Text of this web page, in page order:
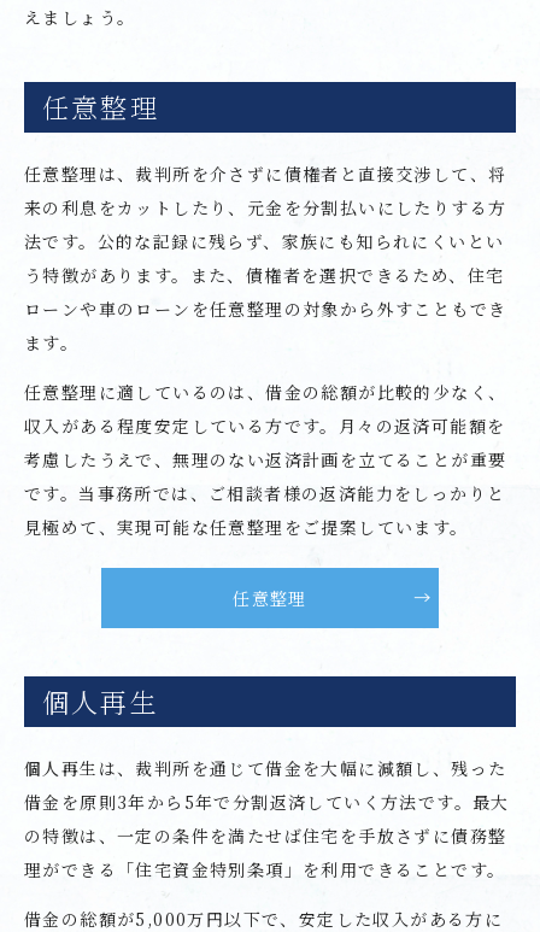
えましょう。
任意整理
任意整理は、裁判所を介さずに債権者と直接交渉して、将
来の利息をカットしたり、元金を分割払いにしたりする方
法です。公的な記録に残らず、家族にも知られにくいとい
う特徴があります。また、債権者を選択できるため、住宅
ローンや車のローンを任意整理の対象から外すこともでき
ます。
任意整理に適しているのは、借金の総額が比較的少なく、
収入がある程度安定している方です。月々の返済可能額を
考慮したうえで、無理のない返済計画を立てることが重要
です。当事務所では、ご相談者様の返済能力をしっかりと
見極めて、実現可能な任意整理をご提案しています。
任意整理
個人再生
個人再生は、裁判所を通じて借金を大幅に減額し、残った
借金を原則3年から5年で分割返済していく方法です。最大
の特徴は、一定の条件を満たせば住宅を手放さずに債務整
理ができる「住宅資金特別条項」を利用できることです。
借金の総額が5,000万円以下で、安定した収入がある方に